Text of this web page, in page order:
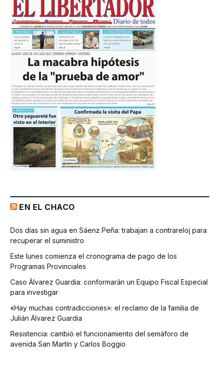
EN EL CHACO
Dos días sin agua en Sáenz Peña: trabajan a contrareloj para
recuperar el suministro
Este lunes comienza el cronograma de pago de los
Programas Provinciales
Caso Álvarez Guardia: conformarán un Equipo Fiscal Especial
para investigar
«Hay muchas contradicciones»: el reclamo de la familia de
Julián Álvarez Guardia
Resistencia: cambió el funcionamiento del semáforo de
avenida San Martín y Carlos Boggio